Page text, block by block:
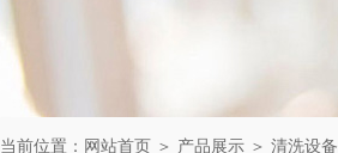
当前位置： 网站首页 ＞ 产品展示 ＞ 清洗设备